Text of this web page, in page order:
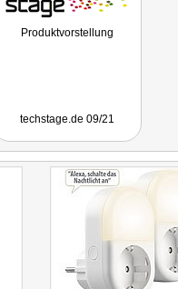
Produktvorstellung
techstage.de 09/21